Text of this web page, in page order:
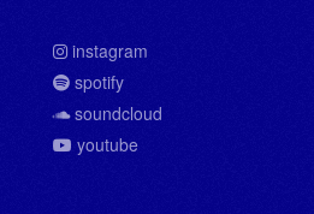
instagram
spotify
soundcloud
youtube